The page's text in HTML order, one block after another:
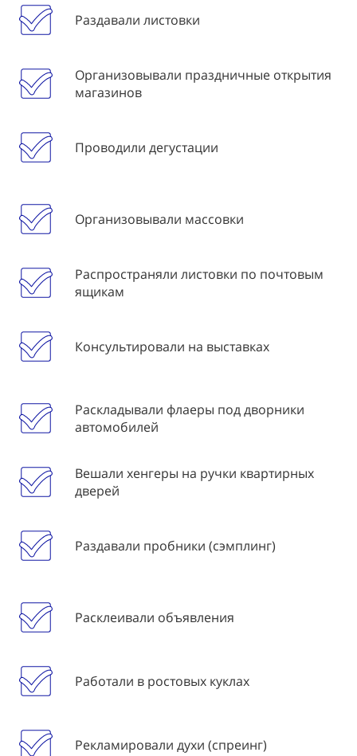
Раздавали листовки
Организовывали праздничные открытия
магазинов
Проводили дегустации
Организовывали массовки
Распространяли листовки по почтовым
ящикам
Консультировали на выставках
Раскладывали флаеры под дворники
автомобилей
Вешали хенгеры на ручки квартирных
дверей
Раздавали пробники (сэмплинг)
Расклеивали объявления
Работали в ростовых куклах
Рекламировали духи (спреинг)